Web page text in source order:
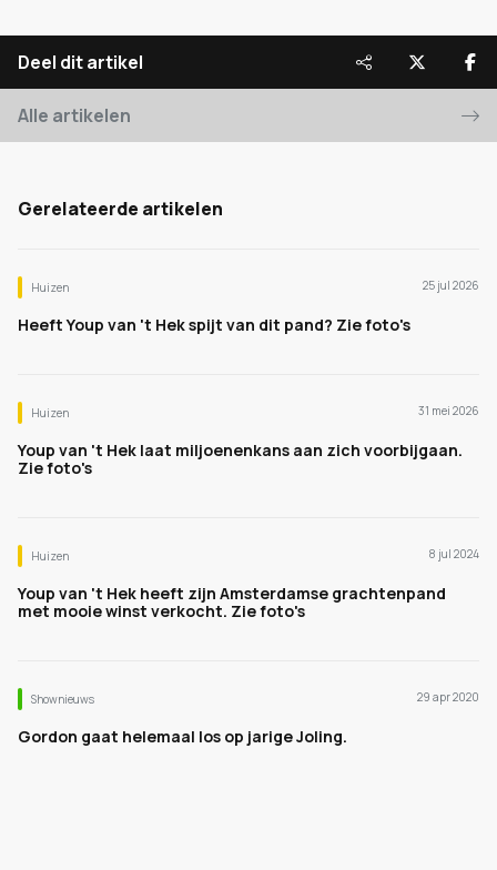
Deel dit artikel
Alle artikelen
Gerelateerde artikelen
Huizen 25 jul 2026
Heeft Youp van 't Hek spijt van dit pand? Zie foto's
Huizen 31 mei 2026
Youp van 't Hek laat miljoenenkans aan zich voorbijgaan.
Zie foto's
Huizen 8 jul 2024
Youp van 't Hek heeft zijn Amsterdamse grachtenpand
met mooie winst verkocht. Zie foto's
Shownieuws 29 apr 2020
Gordon gaat helemaal los op jarige Joling.